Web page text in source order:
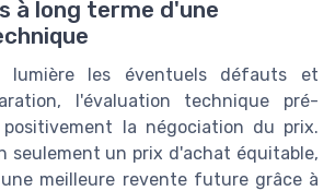
à long terme d'une
les éventuels défauts et
l'évaluation technique pré-
la négociation du prix.
seulement un prix d'achat équitable,
meilleure revente future grâce à